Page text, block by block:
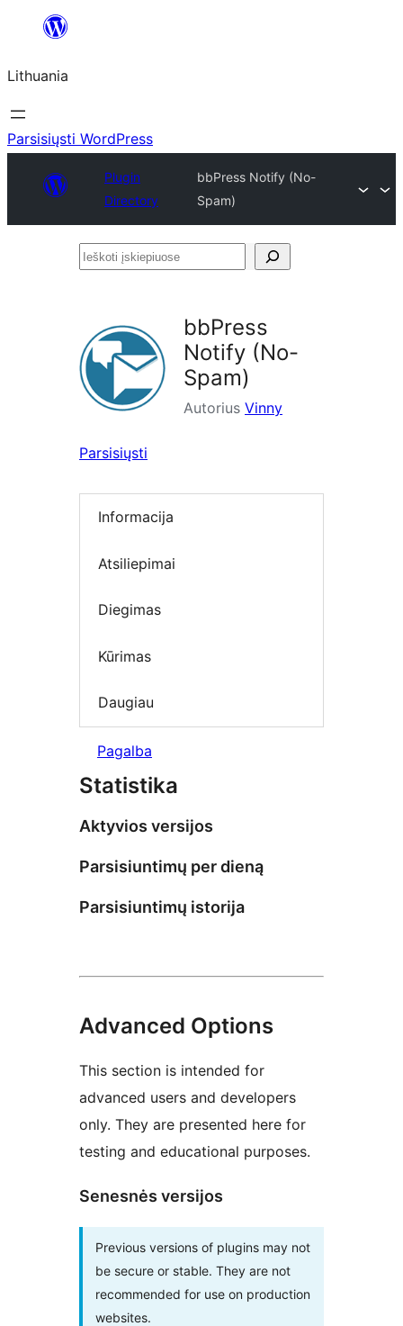
turinio
Lithuania
Parsisiųsti WordPress
Plugin
Directory
bbPress Notify (No-
Spam)
Ieškoti
bbPress
Notify (No-
Spam)
Autorius Vinny
Parsisiųsti
Informacija
Atsiliepimai
Diegimas
Kūrimas
Daugiau
Pagalba
Statistika
Aktyvios versijos
Parsisiuntimų per dieną
Parsisiuntimų istorija
Advanced Options
This section is intended for
advanced users and developers
only. They are presented here for
testing and educational purposes.
Senesnės versijos
Previous versions of plugins may not
be secure or stable. They are not
recommended for use on production
websites.